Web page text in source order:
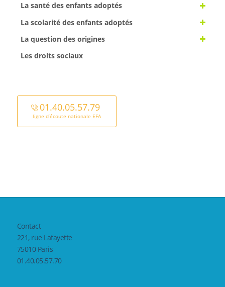
La santé des enfants adoptés
La scolarité des enfants adoptés
La question des origines
Les droits sociaux
01.40.05.57.79
ligne d’écoute nationale EFA
Contact
221, rue Lafayette
75010 Paris
01.40.05.57.70